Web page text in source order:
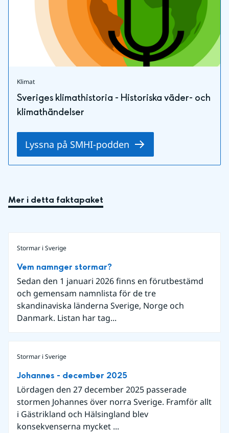
Klimat
Sveriges klimathistoria - Historiska väder- och
klimathändelser
Lyssna på SMHI-podden
Mer i detta faktapaket
Stormar i Sverige
Vem namnger stormar?
Sedan den 1 januari 2026 finns en förutbestämd
och gemensam namnlista för de tre
skandinaviska länderna Sverige, Norge och
Danmark. Listan har tag...
Stormar i Sverige
Johannes - december 2025
Lördagen den 27 december 2025 passerade
stormen Johannes över norra Sverige. Framför allt
i Gästrikland och Hälsingland blev
konsekvenserna mycket ...